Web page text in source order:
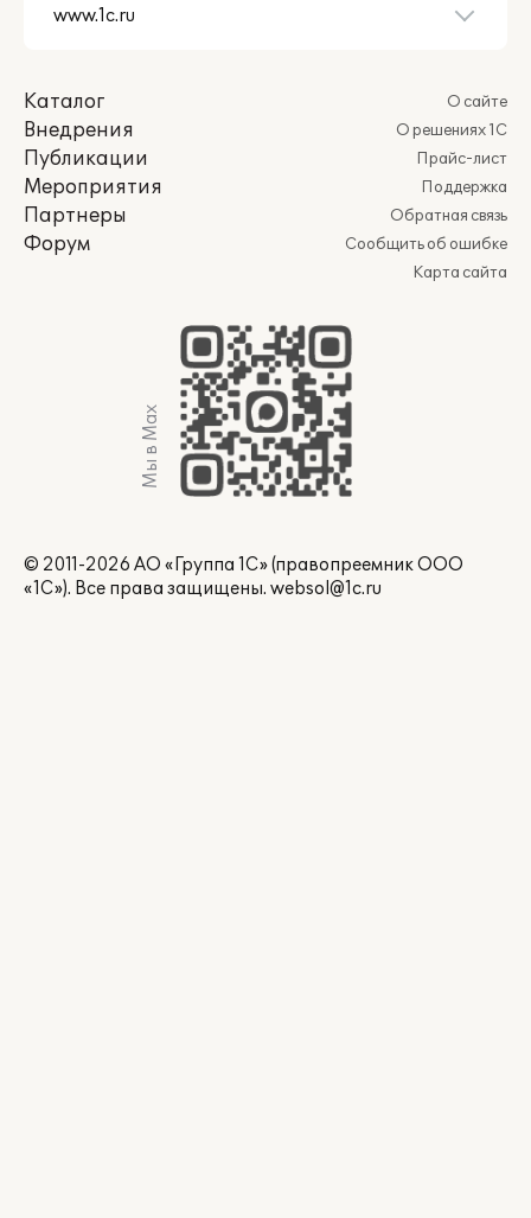
Каталог
Внедрения
Публикации
Мероприятия
Партнеры
Форум
О сайте
О решениях 1С
Прайс-лист
Поддержка
Обратная связь
Сообщить об ошибке
Карта сайта
Мы в Max
© 2011-2026 АО «Группа 1С» (правопреемник ООО
«1С»). Все права защищены. websol@1c.ru